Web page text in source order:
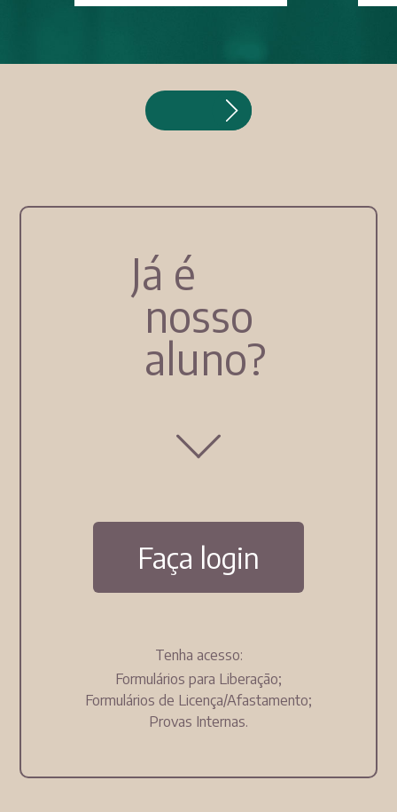
Já é
nosso
aluno?
Faça login
Tenha acesso:
Formulários para Liberação;
Formulários de Licença/Afastamento;
Provas Internas.